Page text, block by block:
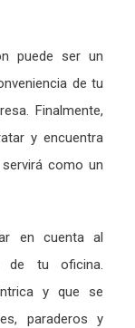
puede ser un
de tu
Finalmente,
y encuentra
como un
en cuenta al
de tu oficina.
y que se
paraderos y